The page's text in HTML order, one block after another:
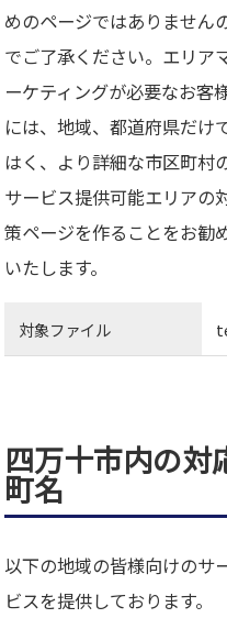
めのページではありません
でご了承ください。エリア
ーケティングが必要なお客
には、地域、都道府県だけ
はく、より詳細な市区町村
サービス提供可能エリアの
策ページを作ることをお勧
いたします。
対象ファイル
四万十市内の対
町名
以下の地域の皆様向けのサ
ビスを提供しております。